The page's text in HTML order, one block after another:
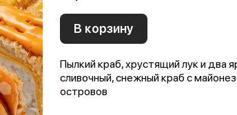
В корзину
Пылкий краб, хрустящий лук и два
сливочный, снежный краб с
островов